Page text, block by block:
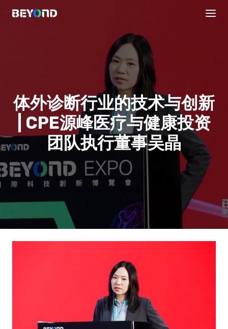
议程安排
直播
体外诊断行业的技术与创新
| CPE源峰医疗与健康投资
团队执行董事吴晶